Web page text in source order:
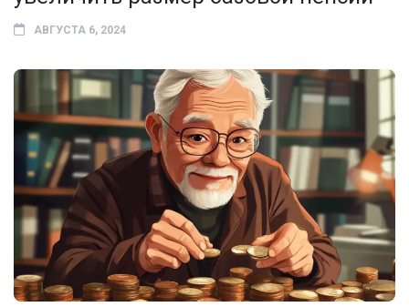
АВГУСТА 6, 2024